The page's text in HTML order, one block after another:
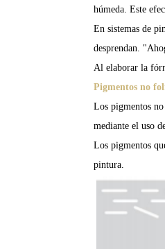
húmeda. Este
En sistemas de
desprendan.
Al elaborar la
Pigmentos no
Los pigmentos no
mediante el uso
Los pigmentos
pintura.